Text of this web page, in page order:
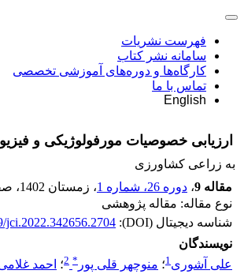
فهرست نشریات
سامانه نشر کتاب
کارگاه‌ها و دوره‌های آموزشی تخصصی
تماس با ما
English
ارزیابی خصوصیات مورفولوژیکی و
به زراعی کشاورزی
مقاله 9
، دوره 26، شماره 1 ، زمستان 1402 ،
نوع مقاله: مقاله پژوهشی
شناسه دیجیتال (DOI):
jci.2022.342656.2704
نویسندگان
علی آشوری1؛ منوچهر قلی پور *
2؛ احمد